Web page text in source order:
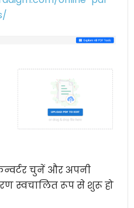
चुनें और अपनी
स्वचालित रूप से शुरू हो